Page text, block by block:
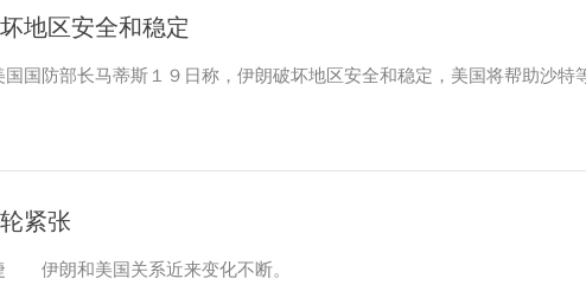
地区安全和稳定
国防部长马蒂斯１９日称，伊朗破坏地区安全和稳定，美国将帮助沙特
紧张
伊朗和美国关系近来变化不断。